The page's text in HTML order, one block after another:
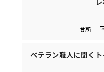
台所
ベテラン職人に聞く